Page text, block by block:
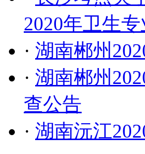
2020年卫生
· 湖南郴州
· 湖南郴州
查公告
· 湖南沅江